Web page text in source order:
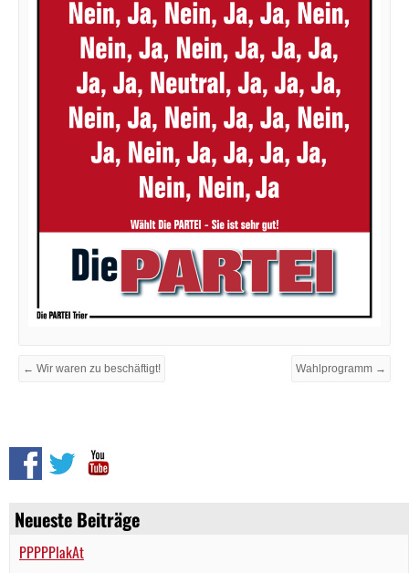
Neueste Beiträge
PPPPPlakAt
← Wir waren zu beschäftigt! Wahlprogramm →